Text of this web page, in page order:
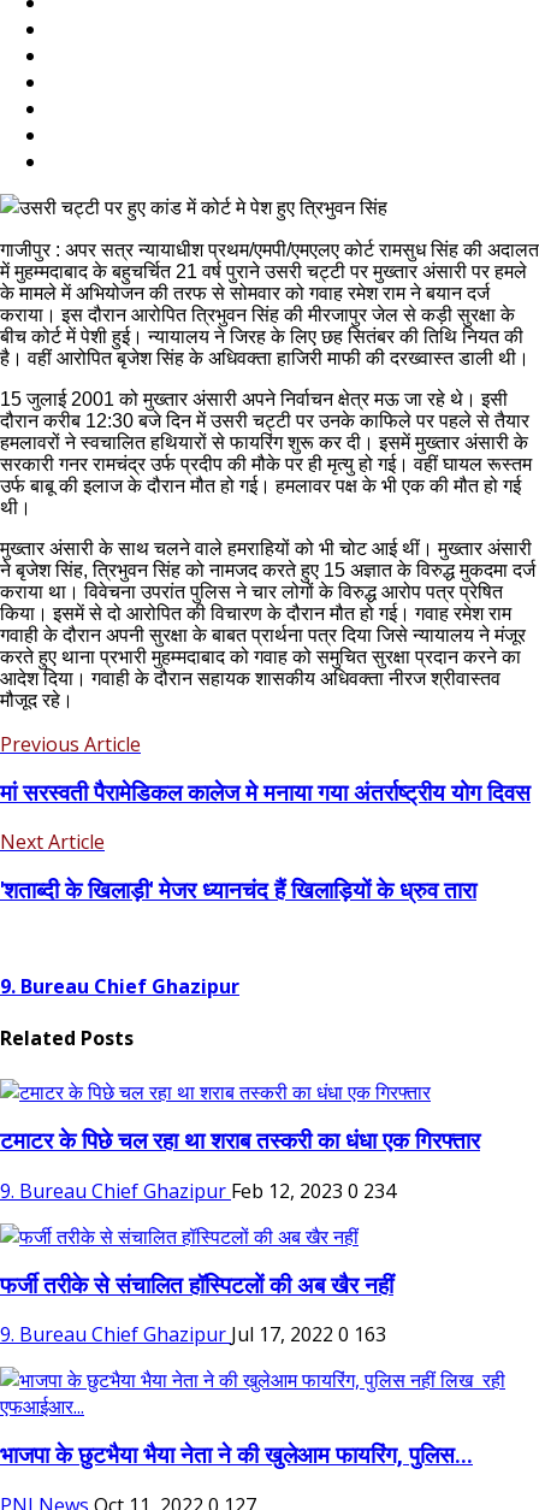
गाजीपुर : अपर सत्र न्यायाधीश प्रथम/एमपी/एमएलए कोर्ट रामसुध सिंह की अदालत
में मुहम्मदाबाद के बहुचर्चित 21 वर्ष पुराने उसरी चट्टी पर मुख्तार अंसारी पर हमले
के मामले में अभियोजन की तरफ से सोमवार को गवाह रमेश राम ने बयान दर्ज
कराया। इस दौरान आरोपित त्रिभुवन सिंह की मीरजापुर जेल से कड़ी सुरक्षा के
बीच कोर्ट में पेशी हुई। न्यायालय ने जिरह के लिए छह सितंबर की तिथि नियत की
है। वहीं आरोपित बृजेश सिंह के अधिवक्ता हाजिरी माफी की दरख्वास्त डाली थी।
15 जुलाई 2001 को मुख्तार अंसारी अपने निर्वाचन क्षेत्र मऊ जा रहे थे। इसी
दौरान करीब 12:30 बजे दिन में उसरी चट्टी पर उनके काफिले पर पहले से तैयार
हमलावरों ने स्वचालित हथियारों से फायरिंग शुरू कर दी। इसमें मुख्तार अंसारी के
सरकारी गनर रामचंद्र उर्फ प्रदीप की मौके पर ही मृत्यु हो गई। वहीं घायल रूस्तम
उर्फ बाबू की इलाज के दौरान मौत हो गई। हमलावर पक्ष के भी एक की मौत हो गई
थी।
मुख्तार अंसारी के साथ चलने वाले हमराहियों को भी चोट आई थीं। मुख्तार अंसारी
ने बृजेश सिंह, त्रिभुवन सिंह को नामजद करते हुए 15 अज्ञात के विरुद्ध मुकदमा दर्ज
कराया था। विवेचना उपरांत पुलिस ने चार लोगों के विरुद्ध आरोप पत्र प्रेषित
किया। इसमें से दो आरोपित की विचारण के दौरान मौत हो गई। गवाह रमेश राम
गवाही के दौरान अपनी सुरक्षा के बाबत प्रार्थना पत्र दिया जिसे न्यायालय ने मंजूर
करते हुए थाना प्रभारी मुहम्मदाबाद को गवाह को समुचित सुरक्षा प्रदान करने का
आदेश दिया। गवाही के दौरान सहायक शासकीय अधिवक्ता नीरज श्रीवास्तव
मौजूद रहे।
Previous Article
मां सरस्वती पैरामेडिकल कालेज मे मनाया गया अंतर्राष्ट्रीय योग दिवस
Next Article
'शताब्दी के खिलाड़ी' मेजर ध्यानचंद हैं खिलाड़ियों के ध्रुव तारा
9. Bureau Chief Ghazipur
Related Posts
टमाटर के पिछे चल रहा था शराब तस्करी का धंधा एक गिरफ्तार
9. Bureau Chief Ghazipur Feb 12, 2023 0 234
फर्जी तरीके से संचालित हॉस्पिटलों की अब खैर नहीं
9. Bureau Chief Ghazipur Jul 17, 2022 0 163
भाजपा के छुटभैया भैया नेता ने की खुलेआम फायरिंग, पुलिस...